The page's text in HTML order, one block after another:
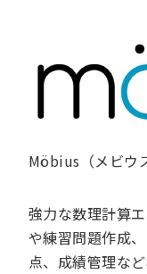
Möbius（メビウ
強力な数理計算
や練習問題作成
点、成績管理な